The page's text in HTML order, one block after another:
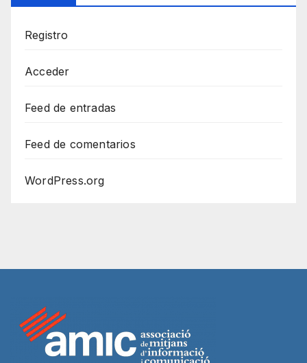
Registro
Acceder
Feed de entradas
Feed de comentarios
WordPress.org